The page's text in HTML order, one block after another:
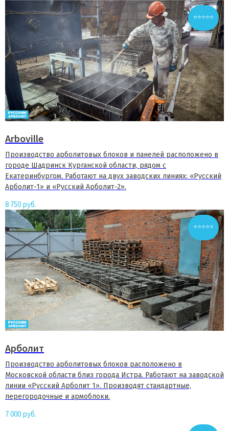
⭐⭐⭐⭐⭐
Arboville
Производство арболитовых блоков и панелей расположено в
городе Шадринск Курганской области, рядом с
Екатеринбургом. Работают на двух заводских линиях: «Русский
Арболит-1» и «Русский Арболит-2».
8 750 руб.
⭐⭐⭐⭐⭐
Арболит
Производство арболитовых блоков расположено в
Московской области близ города Истра. Работают на заводской
линии «Русский Арболит 1». Производят стандартные,
перегородочные и армоблоки.
7 000 руб.